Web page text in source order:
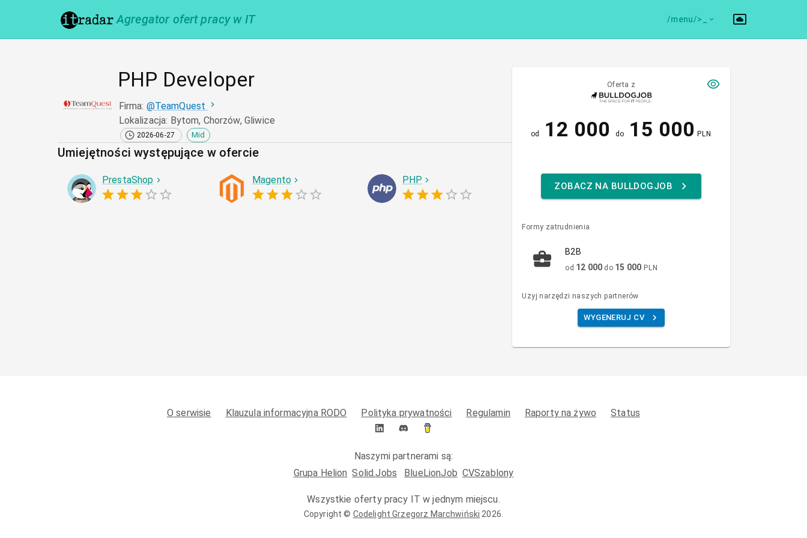
Agregator ofert pracy w IT /menu/>
PHP Developer
Firma: @TeamQuest
Lokalizacja: Bytom, Chorzów, Gliwice
2026-06-27 Mid
Umiejętności występujące w ofercie
PrestaShop Magento PHP
Oferta z
od 12 000 do 15 000 PLN
ZOBACZ NA BULLDOGJOB
Formy zatrudnienia
B2B
od 12 000 do 15 000 PLN
Użyj narzędzi naszych partnerów
WYGENERUJ CV
O serwisie Klauzula informacyjna RODO Polityka prywatności Regulamin Raporty na żywo Status
Naszymi partnerami są:
Grupa Helion Solid.Jobs BlueLionJob CVSzablony
Wszystkie oferty pracy IT w jednym miejscu.
Copyright © Codelight Grzegorz Marchwiński 2026